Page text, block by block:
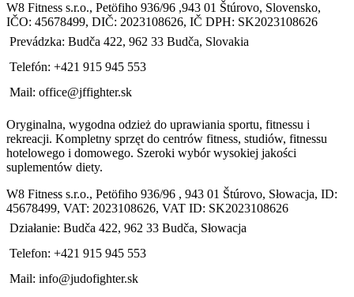
W8 Fitness s.r.o., Petöfiho 936/96 ,943 01 Štúrovo, Slovensko,
IČO: 45678499, DIČ: 2023108626, IČ DPH: SK2023108626
Prevádzka: Budča 422, 962 33 Budča, Slovakia
Telefón: +421 915 945 553
Mail: office@jffighter.sk
Oryginalna, wygodna odzież do uprawiania sportu, fitnessu i
rekreacji. Kompletny sprzęt do centrów fitness, studiów, fitnessu
hotelowego i domowego. Szeroki wybór wysokiej jakości
suplementów diety.
W8 Fitness s.r.o., Petöfiho 936/96 , 943 01 Štúrovo, Słowacja, ID:
45678499, VAT: 2023108626, VAT ID: SK2023108626
Działanie: Budča 422, 962 33 Budča, Słowacja
Telefon: +421 915 945 553
Mail: info@judofighter.sk